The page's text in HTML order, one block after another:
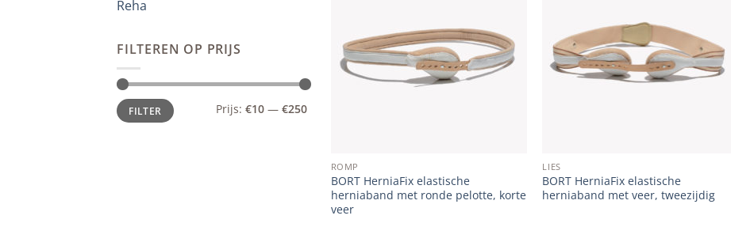
Reha
FILTEREN OP PRIJS
Min.
prijs
Max.
prijsFILTER Prijs: €10 — €250
ROMP
BORT HerniaFix elastische
herniaband met ronde pelotte, korte
veer
LIES
BORT HerniaFix elastische
herniaband met veer, tweezijdig